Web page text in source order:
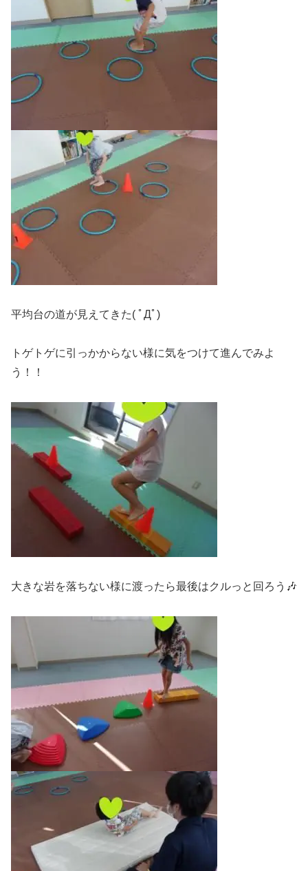
平均台の道が見えてきた( ﾟДﾟ)
トゲトゲに引っかからない様に気をつけて進んでみよ
う！！
大きな岩を落ちない様に渡ったら最後はクルっと回ろう🎶